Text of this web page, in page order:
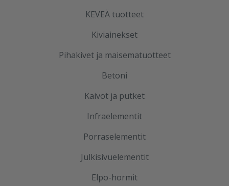
KEVEÄ tuotteet
Kiviainekset
Pihakivet ja maisematuotteet
Betoni
Kaivot ja putket
Infraelementit
Porraselementit
Julkisivuelementit
Elpo-hormit